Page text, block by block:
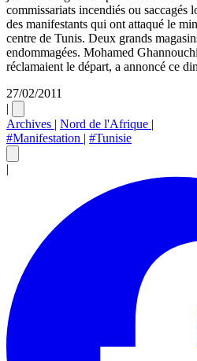
commissariats incendiés ou saccagés
des manifestants qui ont attaqué le
centre de Tunis. Deux grands
endommagées. Mohamed
réclamaient le départ, a annoncé ce
27/02/2011
|
Archives | Nord de l'Afrique |
#Manifestation | #Tunisie
|